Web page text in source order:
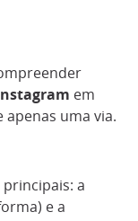
em
apenas uma via.
a
e a